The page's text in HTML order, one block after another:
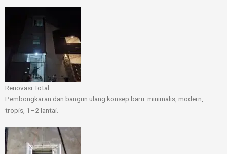
Renovasi Total
Pembongkaran dan bangun ulang konsep baru: minimalis, modern,
tropis, 1–2 lantai.